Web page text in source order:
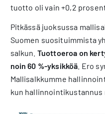
tuotto oli vain +0,2
Pitkässä juoksussa
Suomen suosituimmista
salkun. Tuottoeroa on
noin 60 %-yksikköä . Ero
Mallisalkkumme
kun hallinnointikustannus